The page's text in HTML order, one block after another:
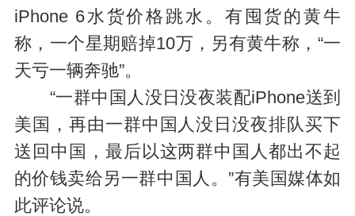
iPhone 6水货价格跳水。有囤货的黄牛
称，一个星期赔掉10万，另有黄牛称，“一
天亏一辆奔驰”。
“一群中国人没日没夜装配iPhone送到
美国，再由一群中国人没日没夜排队买下
送回中国，最后以这两群中国人都出不起
的价钱卖给另一群中国人。”有美国媒体如
此评论说。